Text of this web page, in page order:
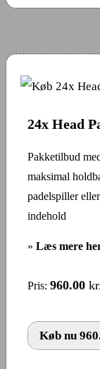
24x Head
Pakketilbud
maksimal
padelspiller
indehold
» Læs mere
Pris: 960.00
Køb nu